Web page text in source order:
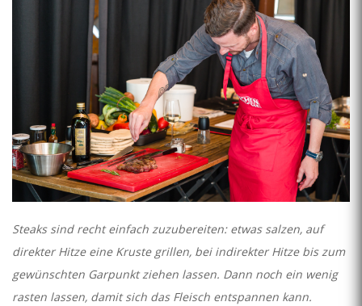
Steaks sind recht einfach zuzubereiten: etwas salzen, auf
direkter Hitze eine Kruste grillen, bei indirekter Hitze bis zum
gewünschten Garpunkt ziehen lassen. Dann noch ein wenig
rasten lassen, damit sich das Fleisch entspannen kann.